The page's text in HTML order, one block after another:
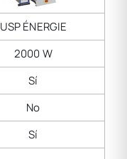
USP ÉNERGIE
2000 W
Sí
No
Sí